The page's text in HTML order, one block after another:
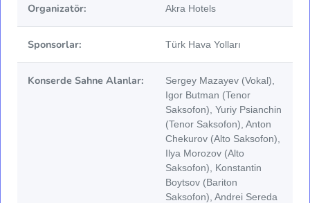
Organizatör: Akra Hotels
Sponsorlar: Türk Hava Yolları
Konserde Sahne Alanlar:
Sergey Mazayev (Vokal),
Igor Butman (Tenor
Saksofon), Yuriy Psianchin
(Tenor Saksofon), Anton
Chekurov (Alto Saksofon),
Ilya Morozov (Alto
Saksofon), Konstantin
Boytsov (Bariton
Saksofon), Andrei Sereda